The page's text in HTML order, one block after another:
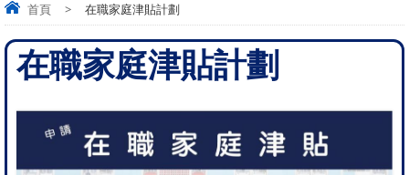
首頁 > 在職家庭津貼計劃
在職家庭津貼計劃